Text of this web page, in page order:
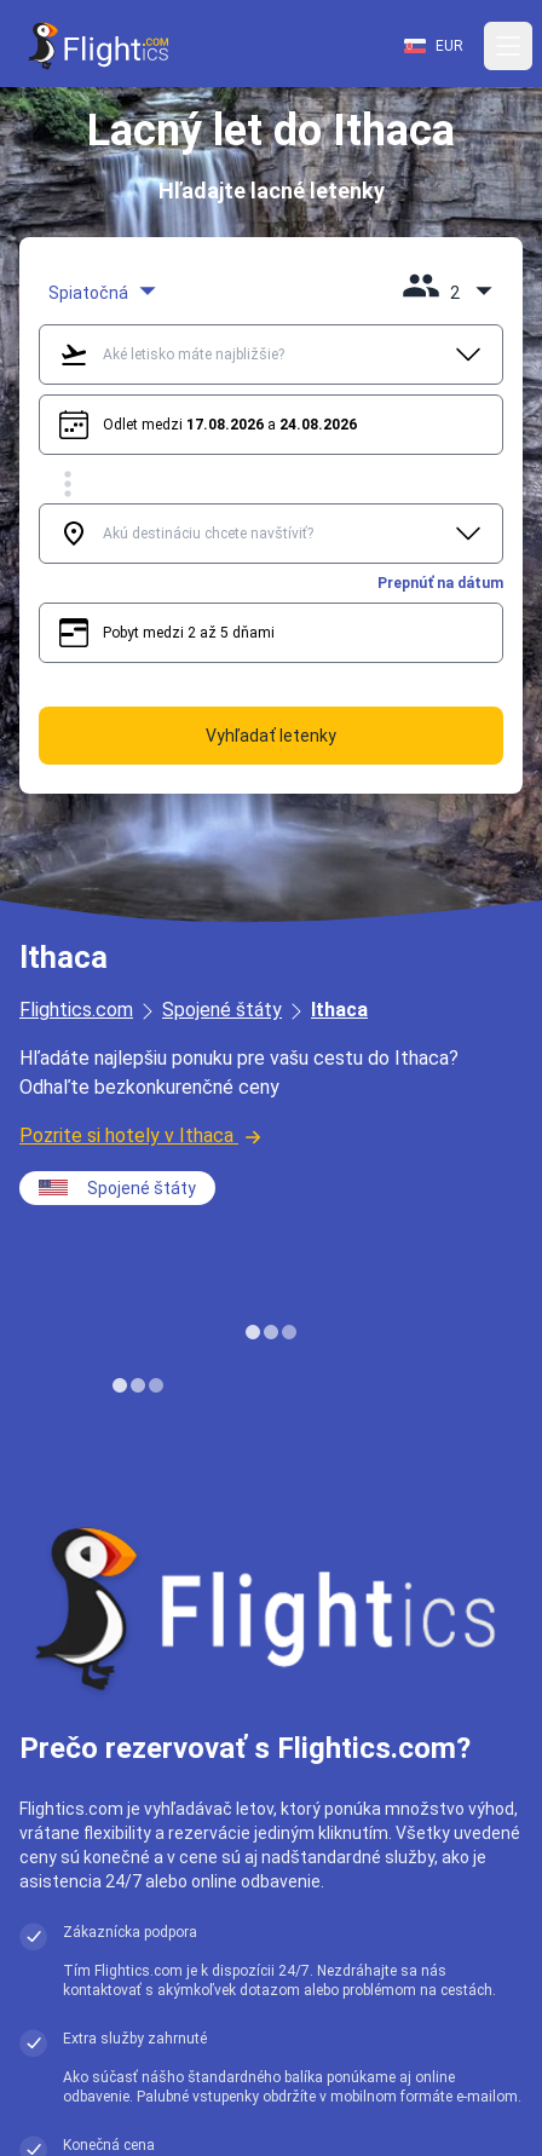
EUR
Lacný let do Ithaca
Hľadajte lacné letenky
Spiatočná 2
Odlet medzi 17.08.2026 a 24.08.2026
Prepnúť na dátum
Pobyt medzi 2 až 5 dňami
Vyhľadať letenky
Ithaca
Flightics.com Spojené štáty Ithaca
Hľadáte najlepšiu ponuku pre vašu cestu do Ithaca?
Odhaľte bezkonkurenčné ceny
Pozrite si hotely v Ithaca
Spojené štáty
Prečo rezervovať s Flightics.com?
Flightics.com je vyhľadávač letov, ktorý ponúka množstvo výhod,
vrátane flexibility a rezervácie jediným kliknutím. Všetky uvedené
ceny sú konečné a v cene sú aj nadštandardné služby, ako je
asistencia 24/7 alebo online odbavenie.
Zákaznícka podpora
Tím Flightics.com je k dispozícii 24/7. Nezdráhajte sa nás
kontaktovať s akýmkoľvek dotazom alebo problémom na cestách.
Extra služby zahrnuté
Ako súčasť nášho štandardného balíka ponúkame aj online
odbavenie. Palubné vstupenky obdržíte v mobilnom formáte e-mailom.
Konečná cena